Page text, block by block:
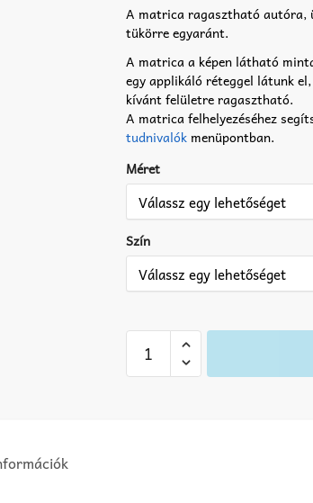
A matrica ragasztható autóra,
tükörre egyaránt.
A matrica a képen látható
egy applikáló réteggel látunk
kívánt felületre ragasztható.
A matrica felhelyezéséhez
tudnivalók menüpontban.
Méret
Szín
Pointer
matrica